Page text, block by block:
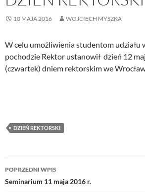
10 MAJA 2016 WOJCIECH MYSZKA
W celu umożliwienia studentom udziału
pochodzie Rektor ustanowił dzień 12
(czwartek) dniem rektorskim we
DZIEŃ REKTORSKI
Nawigacja
wpisu
POPRZEDNI WPIS
Seminarium 11 maja 2016 r.